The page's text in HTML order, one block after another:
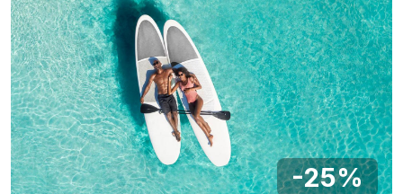
-25%